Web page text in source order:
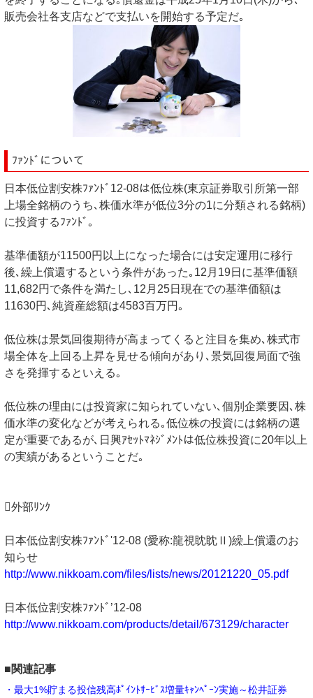
販売会社各支店などで支払いを開始する予定だ｡
ﾌｧﾝﾄﾞについて
日本低位割安株ﾌｧﾝﾄﾞ12-08は低位株(東京証券取引所第一部
上場全銘柄のうち､株価水準が低位3分の1に分類される銘柄)
に投資するﾌｧﾝﾄﾞ｡
基準価額が11500円以上になった場合には安定運用に移行
後､繰上償還するという条件があった｡12月19日に基準価額
11,682円で条件を満たし､12月25日現在での基準価額は
11630円､純資産総額は4583百万円｡
低位株は景気回復期待が高まってくると注目を集め､株式市
場全体を上回る上昇を見せる傾向があり､景気回復局面で強
さを発揮するといえる｡
低位株の理由には投資家に知られていない､個別企業要因､株
価水準の変化などが考えられる｡低位株の投資には銘柄の選
定が重要であるが､日興ｱｾｯﾄﾏﾈｼﾞﾒﾝﾄは低位株投資に20年以上
の実績があるということだ｡
外部ﾘﾝｸ
日本低位割安株ﾌｧﾝﾄﾞ'12-08 (愛称:龍視眈眈Ⅱ)繰上償還のお
知らせ
http://www.nikkoam.com/files/lists/news/20121220_05.pdf
日本低位割安株ﾌｧﾝﾄﾞ’12-08
http://www.nikkoam.com/products/detail/673129/character
■関連記事
・最大1%貯まる投信残高ﾎﾟｲﾝﾄｻｰﾋﾞｽ増量ｷｬﾝﾍﾟｰﾝ実施～松井証券